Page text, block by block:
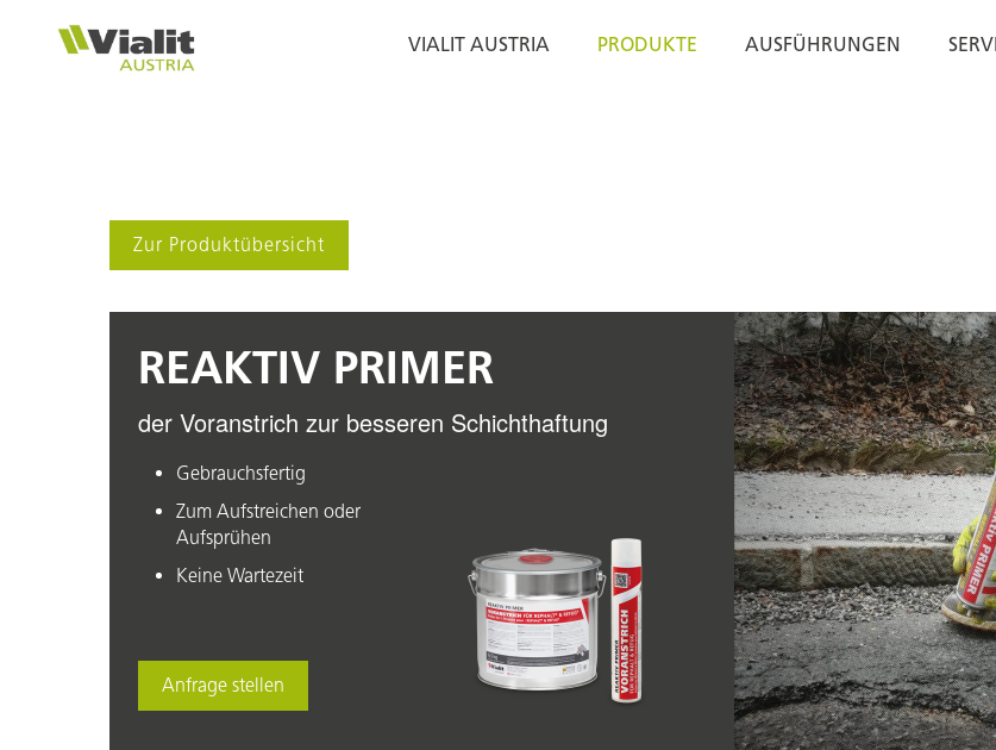
Hauptnavigation
VIALIT AUSTRIA PRODUKTE AUSFÜHRUNGEN
Zur Produktübersicht
REAKTIV PRIMER
der Voranstrich zur besseren Schichthaftung
Gebrauchsfertig
Zum Aufstreichen oder
Aufsprühen
Keine Wartezeit
Anfrage stellen